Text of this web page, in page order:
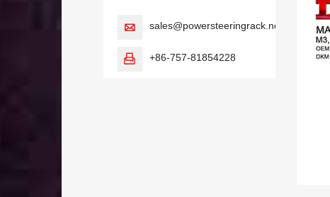
 sales@powersteeringrack.net
 +86-757-81854228